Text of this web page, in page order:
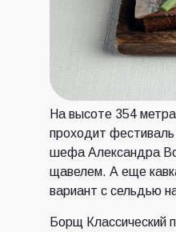
На высоте 354
проходит
шефа Александра
щавелем. А еще
вариант с сельдью
Борщ Классический